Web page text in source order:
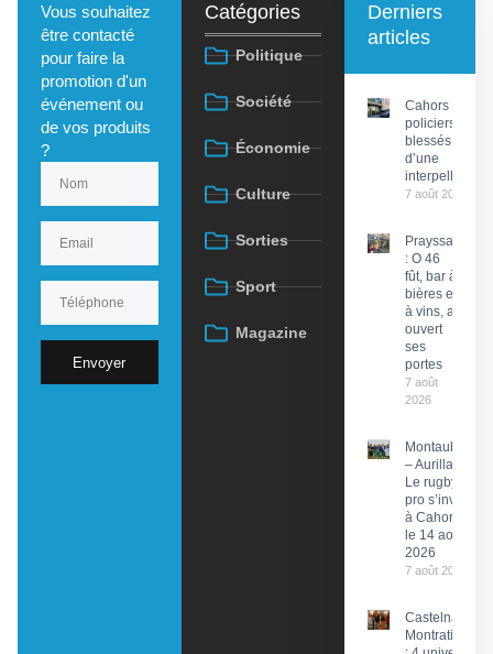
Vous souhaitez
être contacté
pour faire la
promotion d'un
événement ou
de vos produits
?
Envoyer
Catégories
Politique
Société
Économie
Culture
Sorties
Sport
Magazine
Derniers
articles
Cahors : Des
policiers
blessés lors
d’une
interpellation
7 août 2026
Prayssac
: O 46
fût, bar à
bières et
à vins, a
ouvert
ses
portes
7 août
2026
Montauban
– Aurillac :
Le rugby
pro s’invite
à Cahors
le 14 août
2026
7 août 2026
Castelnau-
Montratier